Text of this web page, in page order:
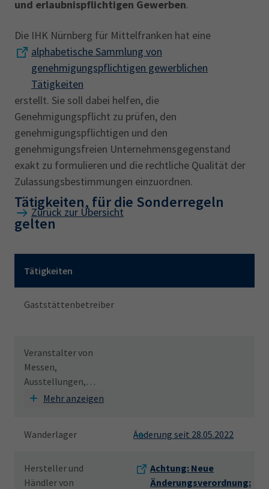
und erlaubnispflichtigen Gewerben.
Die IHK Nürnberg für Mittelfranken hat eine
alphabetische Sammlung von
genehmigungspflichtigen gewerblichen
Tätigkeiten
erstellt. Sie soll dabei helfen, die
Genehmigungspflicht zu prüfen, den
genehmigungspflichtigen und den
genehmigungsfreien Unternehmensgegenstand
exakt zu formulieren und die rechtliche Qualität der
Zulassungsbestimmungen einzuordnen.
Zurück zur Übersicht
Tätigkeiten, für die Sonderregeln
gelten
Tätigkeiten
Gaststättenbetreiber
Veranstalter von
Messen,
Ausstellungen,
Großmärkten,
Jahrmärkten sowie
Mehr anzeigen
Wanderlager Änderung seit 28.05.2022
Hersteller und
Händler von
Achtung: Neue
Änderungsverordnung: